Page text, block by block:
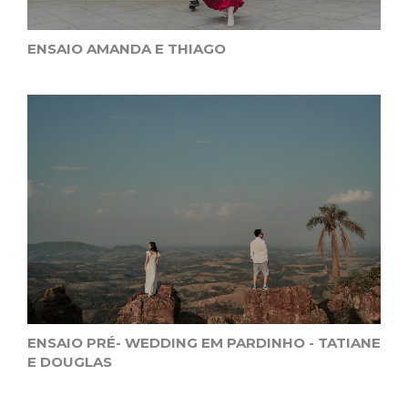
ENSAIO AMANDA E THIAGO
ENSAIO PRÉ- WEDDING EM PARDINHO - TATIANE
E DOUGLAS